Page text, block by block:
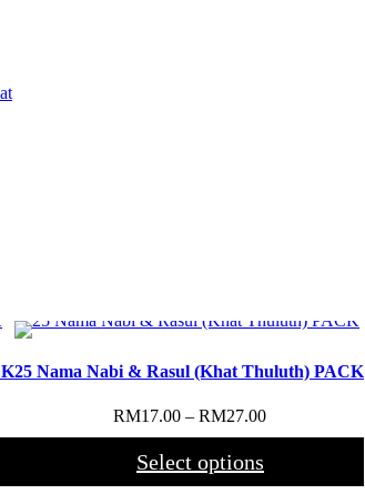
25 Nama Nabi & Rasul (Khat Thuluth) PACK
RM17.00 – RM27.00Price
range:
Select options